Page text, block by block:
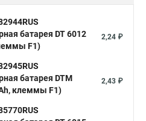
батарея DT 6012
F1)
2,24 ₽
батарея DTM
клеммы F1)
2,43 ₽